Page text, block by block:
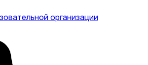
организации